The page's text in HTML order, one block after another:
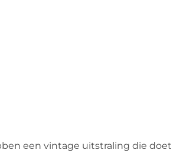
een vintage uitstraling die doet